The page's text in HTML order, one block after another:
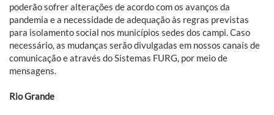
poderão sofrer alterações de acordo com os avanços da
pandemia e a necessidade de adequação às regras previstas
para isolamento social nos municípios sedes dos campi. Caso
necessário, as mudanças serão divulgadas em nossos canais de
comunicação e através do Sistemas FURG, por meio de
mensagens.
Rio Grande